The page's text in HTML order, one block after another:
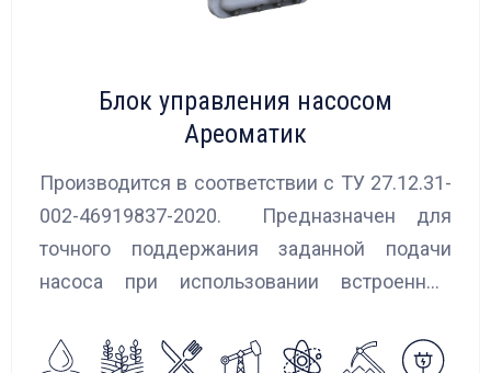
Блок управления насосом
Ареоматик
Производится в соответствии с ТУ 27.12.31-
002-46919837-2020. Предназначен для
точного поддержания заданной подачи
насоса при использовании встроенных
Блок управления Ареоматик совместим с